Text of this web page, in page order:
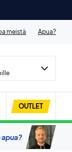
meistä Apua?
OUTLET